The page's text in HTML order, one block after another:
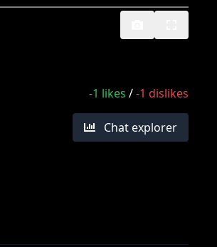
-1 likes /-1 dislikes
Chat explorer